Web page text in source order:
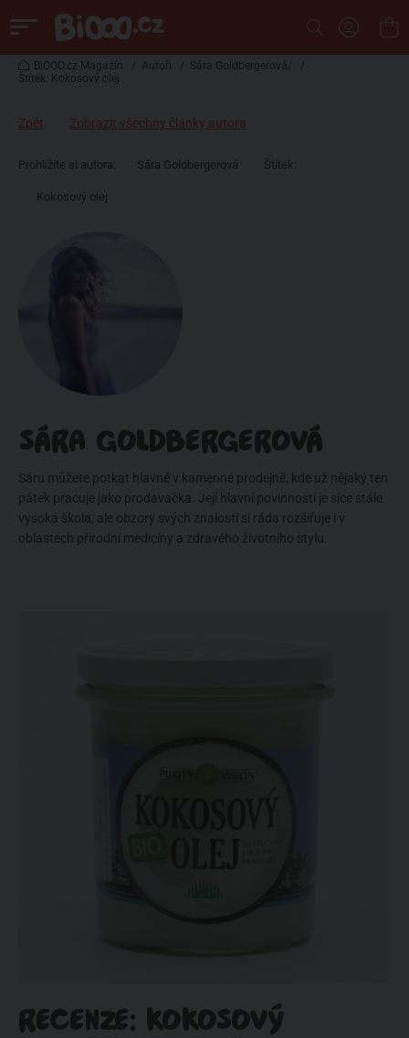
BiOOO.cz Magazin / Autoři / Sára Goldbergerová/
/
Štítek: Kokosový olej
Zpět Zobrazit všechny články autora
Prohlížíte si autora: Sára Goldbergerová Štítek:
Kokosový olej
SÁRA GOLDBERGEROVÁ
Sáru můžete potkat hlavně v kamenné prodejně, kde už nějaký ten
pátek pracuje jako prodavačka. Její hlavní povinností je sice stále
vysoká škola, ale obzory svých znalostí si ráda rozšiřuje i v
oblastech přírodní medicíny a zdravého životního stylu.
RECENZE: KOKOSOVÝ